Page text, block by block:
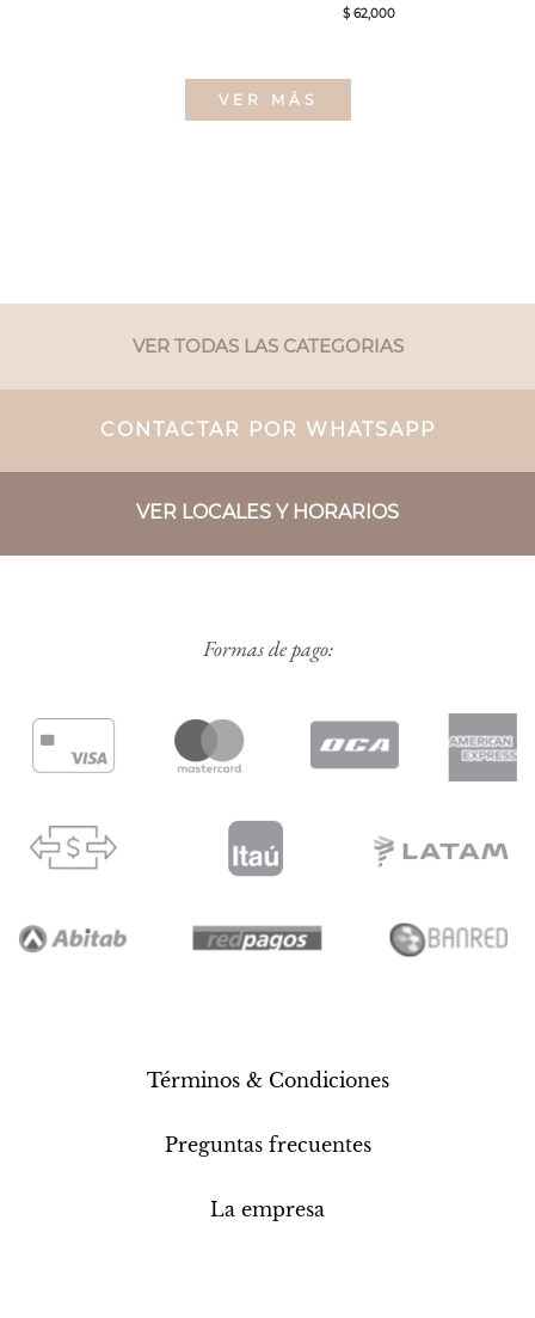
$ 62,000
VER MÁS
VER TODAS LAS CATEGORIAS
CONTACTAR POR WHATSAPP
VER LOCALES Y HORARIOS
Formas de pago:
Términos & Condiciones
Preguntas frecuentes
La empresa